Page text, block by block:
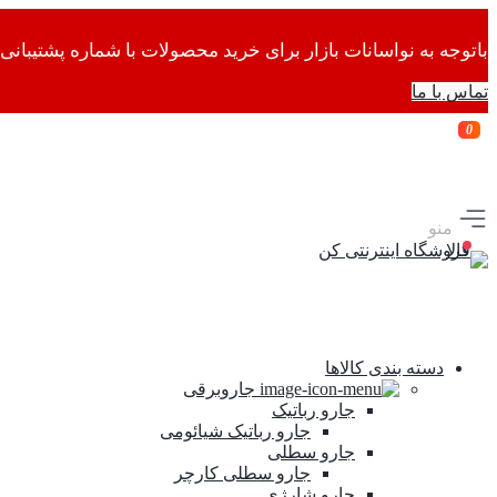
باتوجه به نواسانات بازار برای خرید محصولات با شماره
تماس با ما
منو
0
دسته بندی کالاها
جاروبرقی
جارو رباتیک
جارو رباتیک شیائومی
جارو سطلی
جارو سطلی کارچر